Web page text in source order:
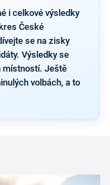
i celkové výsledky
České
se na zisky
Výsledky se
místností. Ještě
volbách, a to